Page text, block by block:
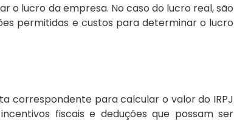
o lucro da empresa. No caso do lucro real, são
permitidas e custos para determinar o lucro
correspondente para calcular o valor do IRPJ
fiscais e deduções que possam ser